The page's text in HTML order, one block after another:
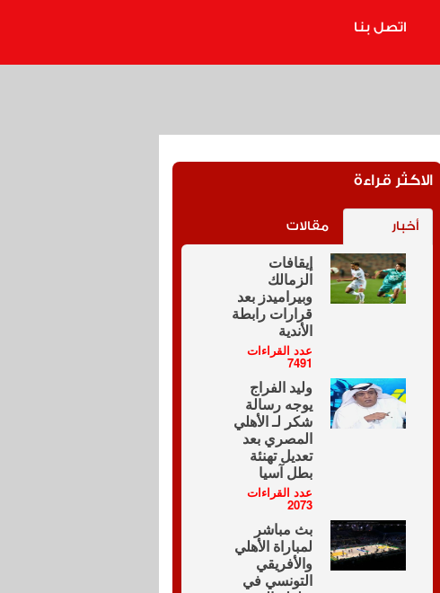
اتصل بنا
الاكثر قراءة
أخبار مقالات
إيقافات
الزمالك
وبيراميدز بعد
قرارات رابطة
الأندية
عدد القراءات
7491
وليد الفراج
يوجه رسالة
شكر لـ الأهلي
المصري بعد
تعديل تهنئة
بطل آسيا
عدد القراءات
2073
بث مباشر
لمباراة الأهلي
والأفريقي
التونسي في